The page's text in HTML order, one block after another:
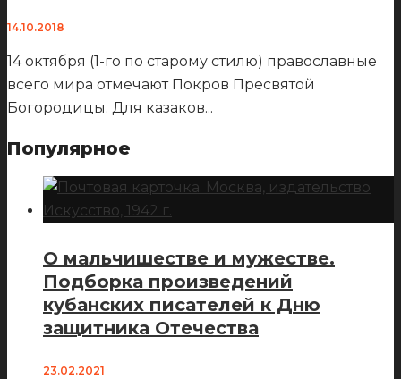
14.10.2018
14 октября (1-го по старому стилю) православные
всего мира отмечают Покров Пресвятой
Богородицы. Для казаков...
Популярное
О мальчишестве и мужестве.
Подборка произведений
кубанских писателей к Дню
защитника Отечества
23.02.2021